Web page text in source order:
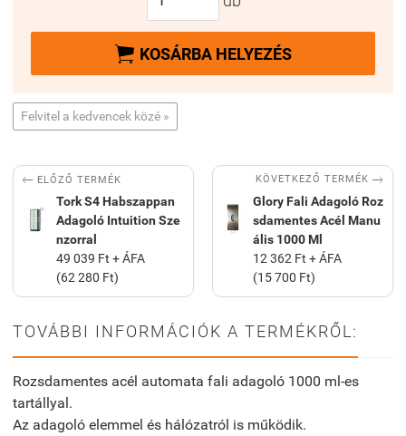
 KOSÁRBA HELYEZÉS
Felvitel a kedvencek közé »
 ELŐZŐ TERMÉK
Tork S4 Habszappan
Adagoló Intuition Sze
nzorral
49 039 Ft + ÁFA
(62 280 Ft)
KÖVETKEZŐ TERMÉK 
Glory Fali Adagoló Roz
sdamentes Acél Manu
ális 1000 Ml
12 362 Ft + ÁFA
(15 700 Ft)
TOVÁBBI INFORMÁCIÓK A TERMÉKRŐL:
Rozsdamentes acél automata fali adagoló 1000 ml-es
tartállyal.
Az adagoló elemmel és hálózatról is működik.